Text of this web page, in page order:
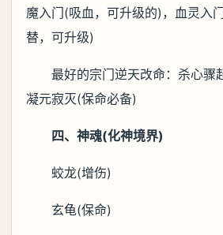
魔入门(吸血，可升级的)，血灵入
替，可升级)
最好的宗门逆天改命：杀心骤
凝元寂灭(保命必备)
四、神魂(化神境界)
蛟龙(增伤)
玄龟(保命)